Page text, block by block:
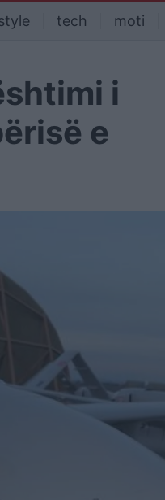
tech moti
i
e